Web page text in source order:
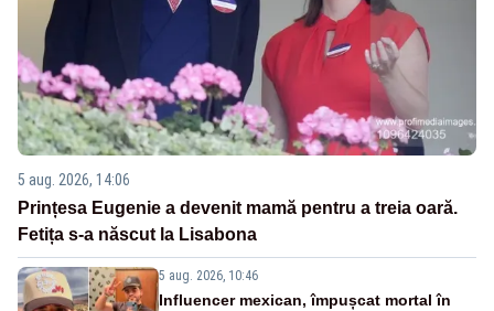
5 aug. 2026, 14:06
Prințesa Eugenie a devenit mamă pentru a treia oară.
Fetița s-a născut la Lisabona
5 aug. 2026, 10:46
Influencer mexican, împușcat mortal în